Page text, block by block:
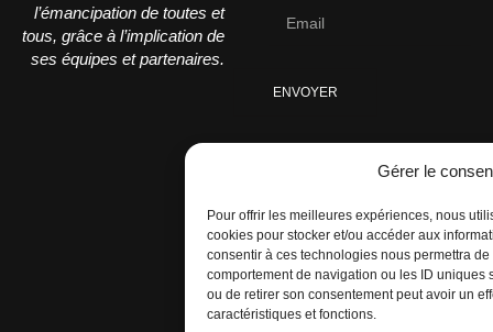
Gérer le
Pour offrir les meilleures expériences, nous
cookies pour stocker et/ou accéder aux
consentir à ces technologies nous permettra
comportement de navigation ou les ID uniques
ou de retirer son consentement peut avoir un
caractéristiques et fonctions.
l’émancipation de toutes et
tous, grâce à l’implication de
ses équipes et partenaires.
ENVOYER